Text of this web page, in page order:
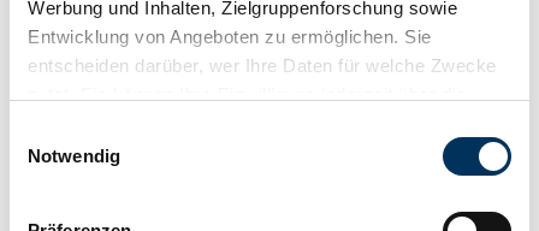
Werbung und Inhalten, Zielgruppenforschung sowie
Entwicklung von Angeboten zu ermöglichen. Sie
entscheiden darüber, wer Ihre Daten für welche Zwecke
Trigger Symbol ändern oder widerrufen
Notwendig